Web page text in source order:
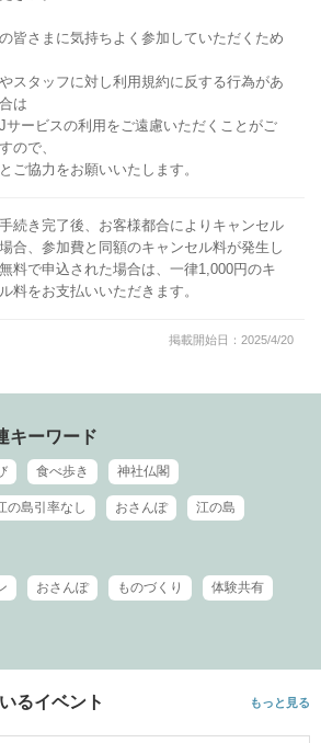
皆さまに気持ちよく参加していただくため
スタッフに対し利用規約に反する行為があ
は
サービスの利用をご遠慮いただくことがご
ので、
ご協力をお願いいたします。
続き完了後、お客様都合によりキャンセル
合、参加費と同額のキャンセル料が発生し
料で申込された場合は、一律1,000円のキ
料をお支払いいただきます。
掲載開始日：2025/4/20
キーワード
食べ歩き 神社仏閣
の島引率なし おさんぽ 江の島
おさんぽ ものづくり 体験共有
るイベント もっと見る